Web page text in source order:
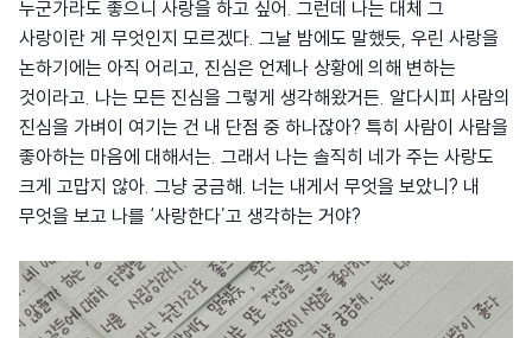
누군가라도 좋으니 사랑을 하고 싶어. 그런데 나는 대체 그
사랑이란 게 무엇인지 모르겠다. 그날 밤에도 말했듯, 우린 사랑을
논하기에는 아직 어리고, 진심은 언제나 상황에 의해 변하는
것이라고. 나는 모든 진심을 그렇게 생각해왔거든. 알다시피 사람의
진심을 가벼이 여기는 건 내 단점 중 하나잖아? 특히 사람이 사람을
좋아하는 마음에 대해서는. 그래서 나는 솔직히 네가 주는 사랑도
크게 고맙지 않아. 그냥 궁금해. 너는 내게서 무엇을 보았니? 내
무엇을 보고 나를 ‘사랑한다’고 생각하는 거야?